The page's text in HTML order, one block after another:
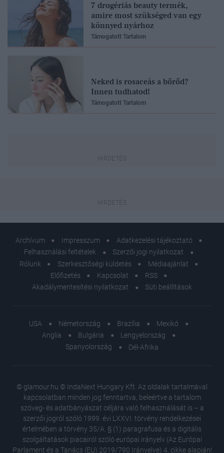
7 drogériás beauty termék,
amire most szükséged van egy
könnyed nyárhoz
Támogatott Tartalom
Neked is rosaceás a bőrőd?
Innen tudhatod!
Támogatott Tartalom
Archívum Impresszum
Adatkezelési tájékoztató
Felhasználási feltételek
Szerzői jogi nyilatkozat
Rólunk
Szerkesztőségi küldetés
Médiaajánlat
Előfizetés
Kapcsolat
RSS
Akadálymentesítési nyilatkozat
Süti beállítások
USA Németország Brazília
Mexikó
Anglia
Bulgária
Lengyelország
Spanyolország
Dél-Afrika
© glamour.hu © IndaNext Hungary Kft. Az oldalak tartalmával
kapcsolatban minden jog fenntartva, beleértve a tartalom
szöveg- és adatbányászat céljára való felhasználását is – a
szerzői jogról szóló 1999. évi LXXVI. törvény rendelkezései
értelmében a törvény 35/A. § (1) paragrafusa és a digitális
szolgáltatások piacairól szóló európai irányelv (Az Európai
Parlament és a Tanács (EU) 2019/790 Irányelve) 4. cikke alapján!